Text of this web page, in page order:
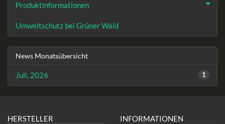
Produktinformationen
Umweltschutz bei Grüner Wald
News Monatsübersicht
Juli, 2026 1
HERSTELLER
INFORMATIONEN